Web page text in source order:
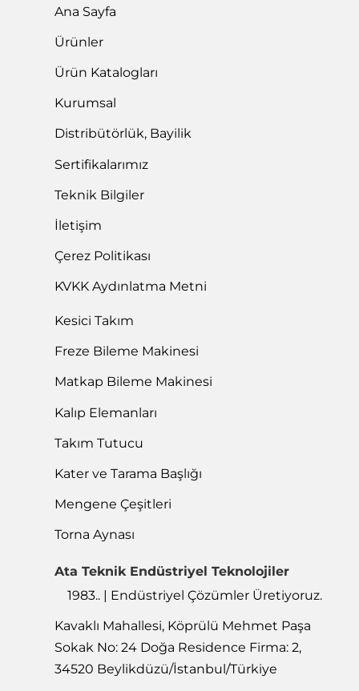
Ana Sayfa
Ürünler
Ürün Katalogları
Kurumsal
Distribütörlük, Bayilik
Sertifikalarımız
Teknik Bilgiler
İletişim
Çerez Politikası
KVKK Aydınlatma Metni
Kesici Takım
Freze Bileme Makinesi
Matkap Bileme Makinesi
Kalıp Elemanları
Takım Tutucu
Kater ve Tarama Başlığı
Mengene Çeşitleri
Torna Aynası
Ata Teknik Endüstriyel Teknolojiler
1983.. | Endüstriyel Çözümler Üretiyoruz.
Kavaklı Mahallesi, Köprülü Mehmet Paşa
Sokak No: 24 Doğa Residence Firma: 2,
34520 Beylikdüzü/İstanbul/Türkiye